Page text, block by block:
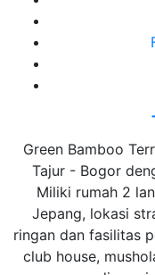
Green Bamboo
Tajur - Bogor
Miliki rumah 2
Jepang, lokasi
ringan dan fasilitas
club house,